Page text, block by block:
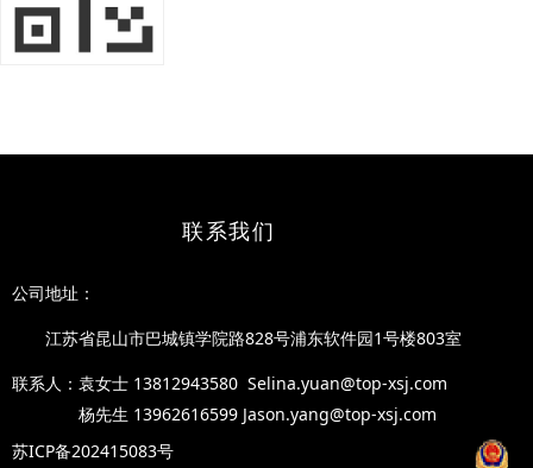
联系我们
公司地址 ：
江苏省昆山市巴城镇学院路828号浦东软件园1号楼803室
联系人：袁女士 13812943580 Selina.yuan@top-xsj.com
杨先生 13962616599 Jason.yang@top-xsj.com
苏ICP备202415083号